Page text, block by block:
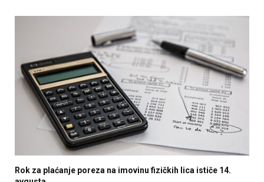
Rok za plaćanje poreza na imovinu fizičkih lica ističe 14.